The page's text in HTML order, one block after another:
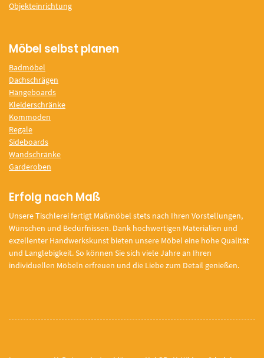
Objekteinrichtung
Möbel selbst planen
Badmöbel
Dachschrägen
Hängeboards
Kleiderschränke
Kommoden
Regale
Sideboards
Wandschränke
Garderoben
Erfolg nach Maß
Unsere Tischlerei fertigt Maßmöbel stets nach Ihren Vorstellungen,
Wünschen und Bedürfnissen. Dank hochwertigen Materialien und
exzellenter Handwerkskunst bieten unsere Möbel eine hohe Qualität
und Langlebigkeit. So können Sie sich viele Jahre an Ihren
individuellen Möbeln erfreuen und die Liebe zum Detail genießen.